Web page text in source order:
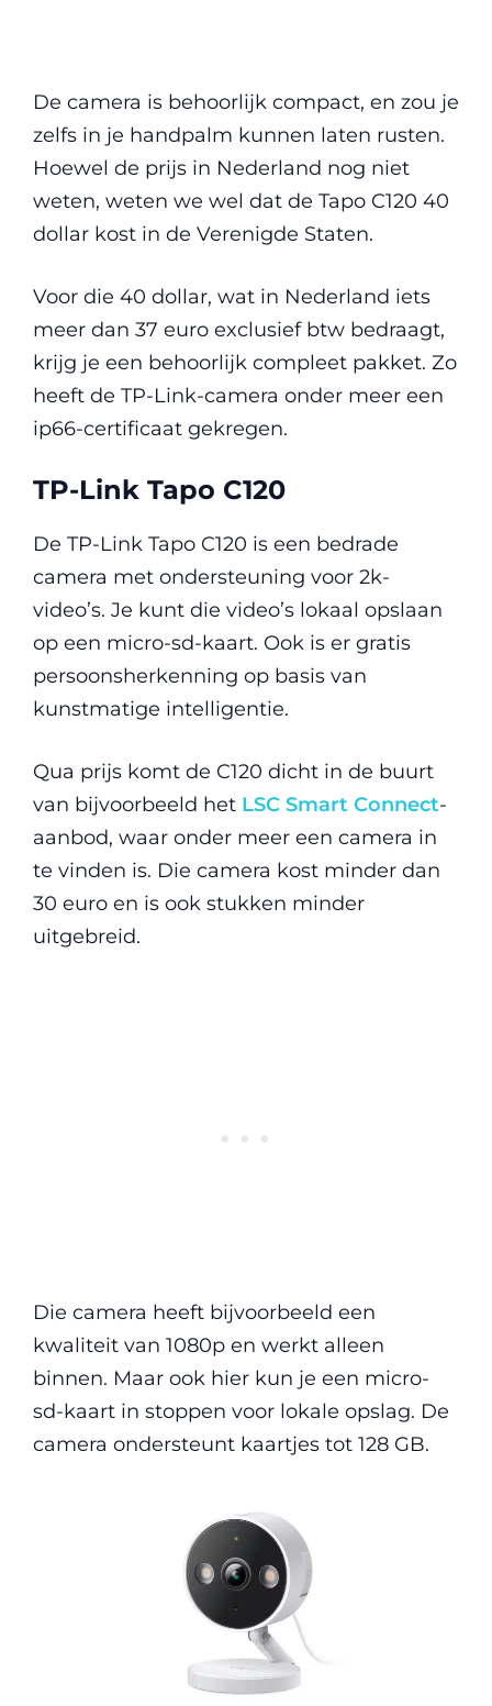
De camera is behoorlijk compact, en zou je
zelfs in je handpalm kunnen laten rusten.
Hoewel de prijs in Nederland nog niet
weten, weten we wel dat de Tapo C120 40
dollar kost in de Verenigde Staten.
Voor die 40 dollar, wat in Nederland iets
meer dan 37 euro exclusief btw bedraagt,
krijg je een behoorlijk compleet pakket. Zo
heeft de TP-Link-camera onder meer een
ip66-certificaat gekregen.
TP-Link Tapo C120
De TP-Link Tapo C120 is een bedrade
camera met ondersteuning voor 2k-
video’s. Je kunt die video’s lokaal opslaan
op een micro-sd-kaart. Ook is er gratis
persoonsherkenning op basis van
kunstmatige intelligentie.
Qua prijs komt de C120 dicht in de buurt
van bijvoorbeeld het LSC Smart Connect-
aanbod, waar onder meer een camera in
te vinden is. Die camera kost minder dan
30 euro en is ook stukken minder
uitgebreid.
Die camera heeft bijvoorbeeld een
kwaliteit van 1080p en werkt alleen
binnen. Maar ook hier kun je een micro-
sd-kaart in stoppen voor lokale opslag. De
camera ondersteunt kaartjes tot 128 GB.